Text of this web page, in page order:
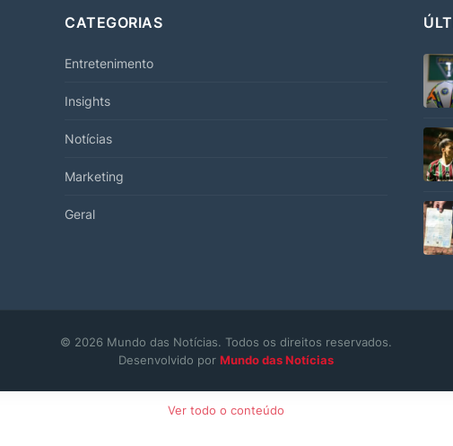
CATEGORIAS
Entretenimento
Insights
Notícias
Marketing
Geral
© 2026 Mundo das Notícias. Todos os direitos reservados.
Desenvolvido por Mundo das Notícias
Ver todo o conteúdo